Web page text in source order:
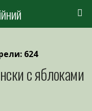
624
с яблоками